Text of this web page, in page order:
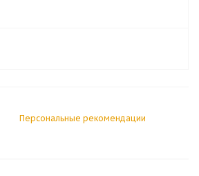
Персональные рекомендации